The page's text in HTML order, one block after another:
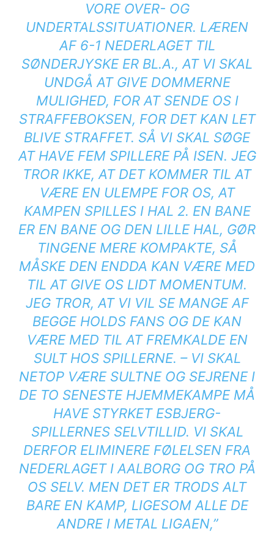
VORE OVER- OG
UNDERTALSSITUATIONER. LÆREN
AF 6-1 NEDERLAGET TIL
SØNDERJYSKE ER BL.A., AT VI SKAL
UNDGÅ AT GIVE DOMMERNE
MULIGHED, FOR AT SENDE OS I
STRAFFEBOKSEN, FOR DET KAN LET
BLIVE STRAFFET. SÅ VI SKAL SØGE
AT HAVE FEM SPILLERE PÅ ISEN. JEG
TROR IKKE, AT DET KOMMER TIL AT
VÆRE EN ULEMPE FOR OS, AT
KAMPEN SPILLES I HAL 2. EN BANE
ER EN BANE OG DEN LILLE HAL, GØR
TINGENE MERE KOMPAKTE, SÅ
MÅSKE DEN ENDDA KAN VÆRE MED
TIL AT GIVE OS LIDT MOMENTUM.
JEG TROR, AT VI VIL SE MANGE AF
BEGGE HOLDS FANS OG DE KAN
VÆRE MED TIL AT FREMKALDE EN
SULT HOS SPILLERNE. – VI SKAL
NETOP VÆRE SULTNE OG SEJRENE I
DE TO SENESTE HJEMMEKAMPE MÅ
HAVE STYRKET ESBJERG-
SPILLERNES SELVTILLID. VI SKAL
DERFOR ELIMINERE FØLELSEN FRA
NEDERLAGET I AALBORG OG TRO PÅ
OS SELV. MEN DET ER TRODS ALT
BARE EN KAMP, LIGESOM ALLE DE
ANDRE I METAL LIGAEN,”